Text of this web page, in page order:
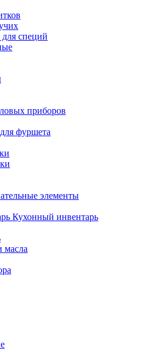
специй
приборов
фуршета
элементы
Кухонный инвентарь
масла